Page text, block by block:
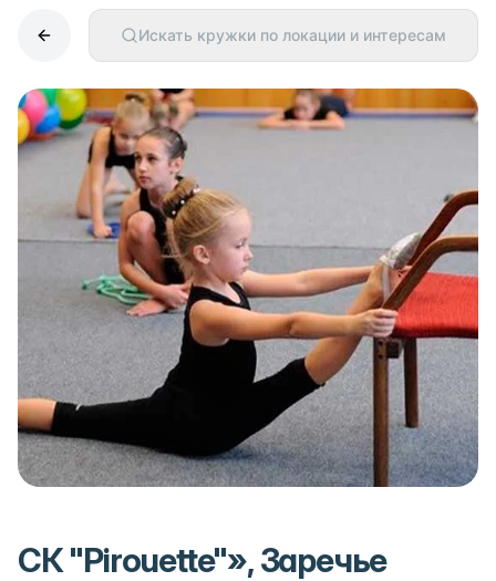
Искать кружки по локации и интересам
СК "Pirouette"», Заречье